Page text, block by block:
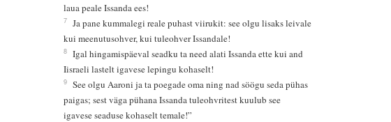
laua peale Issanda ees!
7 Ja pane kummalegi reale puhast viirukit: see olgu lisaks leivale
kui meenutusohver, kui tuleohver Issandale!
8 Igal hingamispäeval seadku ta need alati Issanda ette kui and
Iisraeli lastelt igavese lepingu kohaselt!
9 See olgu Aaroni ja ta poegade oma ning nad söögu seda pühas
paigas; sest väga pühana Issanda tuleohvritest kuulub see
igavese seaduse kohaselt temale!”